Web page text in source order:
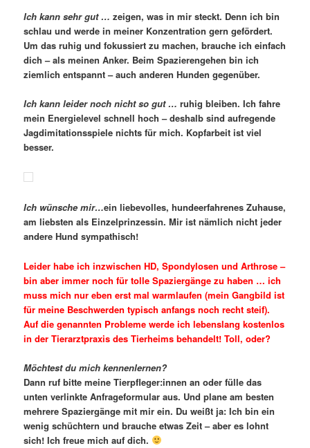
Ich kann sehr gut … zeigen, was in mir steckt. Denn ich bin
schlau und werde in meiner Konzentration gern gefördert.
Um das ruhig und fokussiert zu machen, brauche ich einfach
dich – als meinen Anker. Beim Spazierengehen bin ich
ziemlich entspannt – auch anderen Hunden gegenüber.
Ich kann leider noch nicht so gut …ruhig bleiben. Ich fahre
mein Energielevel schnell hoch – deshalb sind aufregende
Jagdimitationsspiele nichts für mich. Kopfarbeit ist viel
besser.
Ich wünsche mir…ein liebevolles, hundeerfahrenes Zuhause,
am liebsten als Einzelprinzessin. Mir ist nämlich nicht jeder
andere Hund sympathisch!
Leider habe ich inzwischen HD, Spondylosen und Arthrose –
bin aber immer noch für tolle Spaziergänge zu haben … ich
muss mich nur eben erst mal warmlaufen (mein Gangbild ist
für meine Beschwerden typisch anfangs noch recht steif).
Auf die genannten Probleme werde ich lebenslang kostenlos
in der Tierarztpraxis des Tierheims behandelt! Toll, oder?
Möchtest du mich kennenlernen?
Dann ruf bitte meine Tierpfleger:innen an oder fülle das
unten verlinkte Anfrageformular aus. Und plane am besten
mehrere Spaziergänge mit mir ein. Du weißt ja: Ich bin ein
wenig schüchtern und brauche etwas Zeit – aber es lohnt
sich! Ich freue mich auf dich.